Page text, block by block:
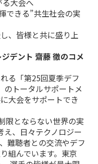
大会へ
できる”共生社会の実
、皆様と共に盛り上
デント 齋藤 徹のコメ
る「第25回夏季デフ
のトータルサポートメ
大会をサポートでき
限とならない世界の実
、日々テクノロジー
難聴者との交流やデフ
組んでいます。東京